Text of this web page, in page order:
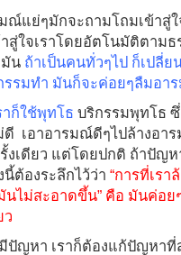
ณ์แย่ๆมักจะถามโถมเข้าสู่
สู่ใจเราโดยอัตโนมัติตาม
มัน ถ้าเป็นคนทั่วๆไป ก็เปลี่ย
รรมทำ มันก็จะค่อยๆลืมอา
ก็ใช้พุทโธ บริกรรมพุทโธ
เอาอารมณ์ดีๆไปล้างอา
งเดียว แต่โดยปกติ ถ้าปัญห
ต้องระลึกไว้ว่า “การที่เร
นไม่สะอาดขึ้น” คือ มันค่อ
ว
ปัญหา เราก็ต้องแก้ปัญหาที่